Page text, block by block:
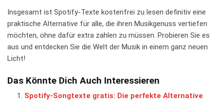
Insgesamt ⁣ist Spotify-Texte kostenfrei zu lesen definitiv ​eine
praktische Alternative für alle, die⁢ ihren Musikgenuss​ vertiefen
möchten, ohne dafür ⁤extra‍ zahlen zu müssen. ‍Probieren Sie ⁤es
​aus⁣ und entdecken ⁢Sie die Welt der Musik in einem ⁣ganz neuen
Licht!
Das Könnte Dich Auch Interessieren
Spotify-Songtexte gratis: Die perfekte Alternative